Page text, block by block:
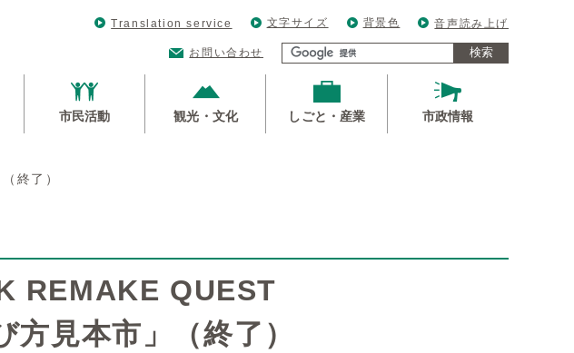
Translation service 文字サイズ 背景色 音声読み上げ
お問い合わせ 検索
市民活動 観光・文化 しごと・産業 市政情報
終了）
REMAKE QUEST
見本市」（終了）